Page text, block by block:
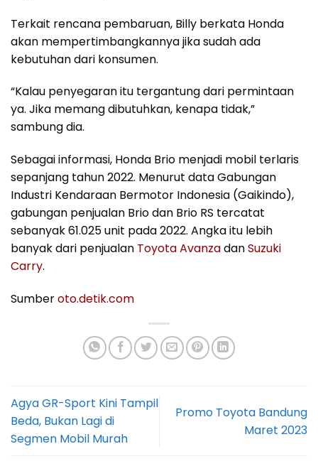
Terkait rencana pembaruan, Billy berkata Honda
akan mempertimbangkannya jika sudah ada
kebutuhan dari konsumen.
“Kalau penyegaran itu tergantung dari permintaan
ya. Jika memang dibutuhkan, kenapa tidak,”
sambung dia.
Sebagai informasi, Honda Brio menjadi mobil terlaris
sepanjang tahun 2022. Menurut data Gabungan
Industri Kendaraan Bermotor Indonesia (Gaikindo),
gabungan penjualan Brio dan Brio RS tercatat
sebanyak 61.025 unit pada 2022. Angka itu lebih
banyak dari penjualan Toyota AvanzadanSuzuki
Carry.
Sumberoto.detik.com
Agya GR-Sport Kini Tampil
Beda, Bukan Lagi di
Segmen Mobil Murah
Promo Toyota Bandung
Maret 2023